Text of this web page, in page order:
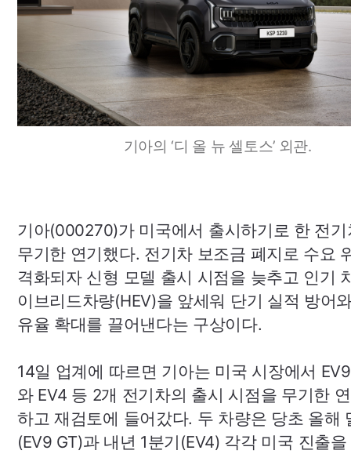
기아의 ‘디 올 뉴 셀토스’ 외관.
기아(000270)가 미국에서 출시하기로 한 전
무기한 연기했다. 전기차 보조금 폐지로 수요
격화되자 신형 모델 출시 시점을 늦추고 인기
이브리드차량(HEV)을 앞세워 단기 실적 방어
유율 확대를 끌어낸다는 구상이다.
14일 업계에 따르면 기아는 미국 시장에서 EV9
와 EV4 등 2개 전기차의 출시 시점을 무기한
하고 재검토에 들어갔다. 두 차량은 당초 올해
(EV9 GT)과 내년 1분기(EV4) 각각 미국 진출